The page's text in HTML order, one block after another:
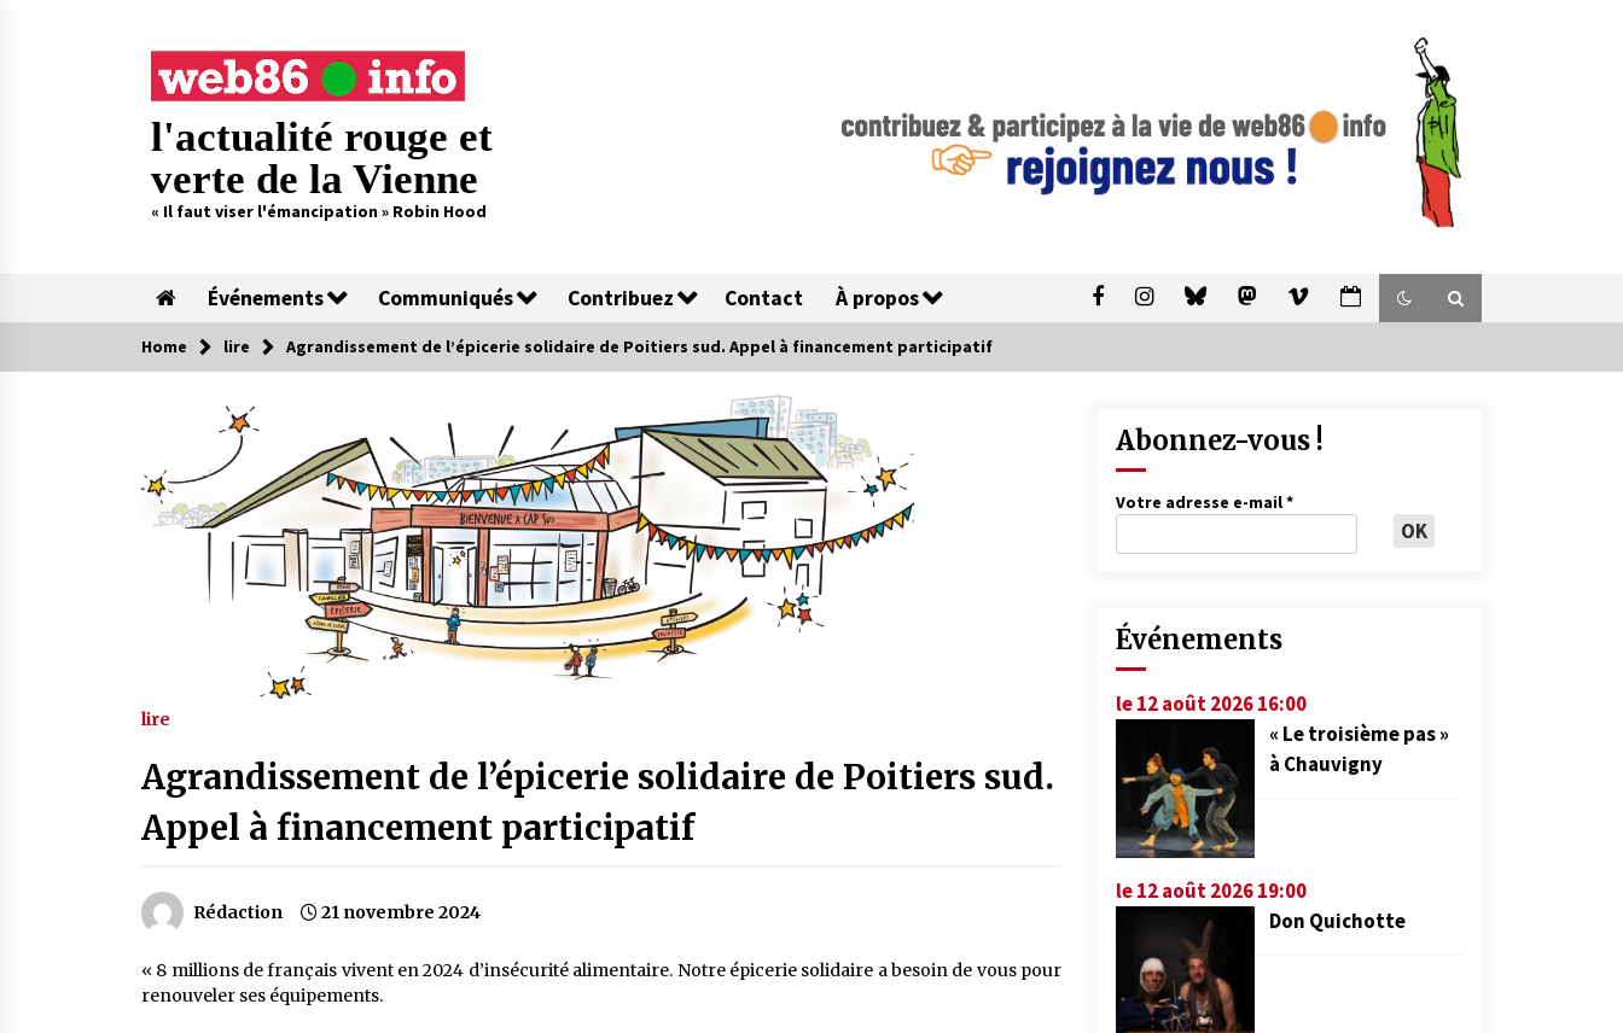
l'actualité rouge et
verte de la Vienne
« Il faut viser l'émancipation » Robin Hood
Événements Communiqués Contribuez Contact À propos
Home lire Agrandissement de l’épicerie solidaire de Poitiers sud. Appel à financement participatif
lire
Agrandissement de l’épicerie solidaire de Poitiers sud.
Appel à financement participatif
Rédaction 21 novembre 2024
« 8 millions de français vivent en 2024 d’insécurité alimentaire. Notre épicerie solidaire a besoin de vous pour
renouveler ses équipements.
Abonnez-vous !
Votre adresse e-mail*
Événements
le 12 août 2026 16:00
« Le troisième pas »
à Chauvigny
le 12 août 2026 19:00
Don Quichotte